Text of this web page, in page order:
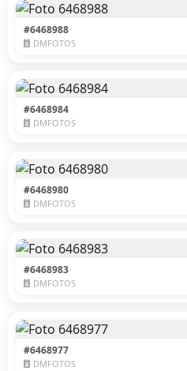
#6468988
DMFOTOS
#6468984
DMFOTOS
#6468980
DMFOTOS
#6468983
DMFOTOS
#6468977
DMFOTOS